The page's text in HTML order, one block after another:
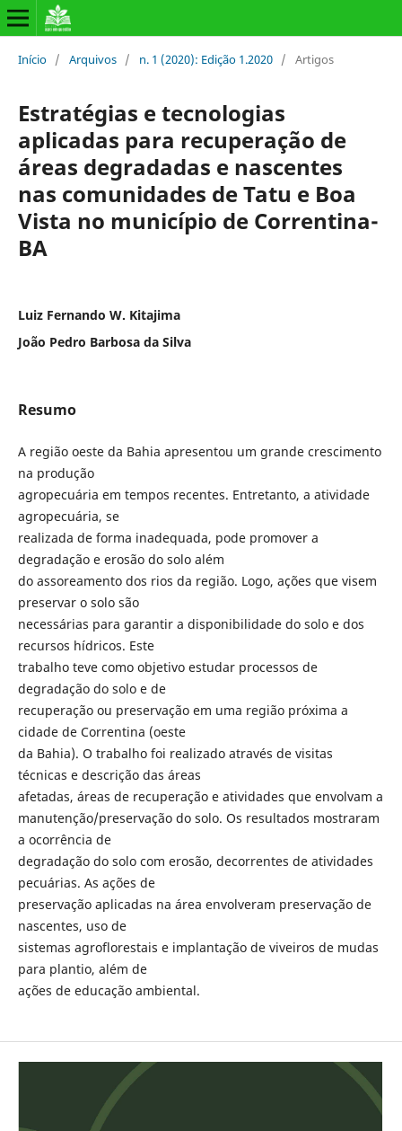
Início / Arquivos / n. 1 (2020): Edição 1.2020 / Artigos
Estratégias e tecnologias
aplicadas para recuperação de
áreas degradadas e nascentes
nas comunidades de Tatu e Boa
Vista no município de Correntina-
BA
Luiz Fernando W. Kitajima
João Pedro Barbosa da Silva
Resumo
A região oeste da Bahia apresentou um grande crescimento
na produção
agropecuária em tempos recentes. Entretanto, a atividade
agropecuária, se
realizada de forma inadequada, pode promover a
degradação e erosão do solo além
do assoreamento dos rios da região. Logo, ações que visem
preservar o solo são
necessárias para garantir a disponibilidade do solo e dos
recursos hídricos. Este
trabalho teve como objetivo estudar processos de
degradação do solo e de
recuperação ou preservação em uma região próxima a
cidade de Correntina (oeste
da Bahia). O trabalho foi realizado através de visitas
técnicas e descrição das áreas
afetadas, áreas de recuperação e atividades que envolvam a
manutenção/preservação do solo. Os resultados mostraram
a ocorrência de
degradação do solo com erosão, decorrentes de atividades
pecuárias. As ações de
preservação aplicadas na área envolveram preservação de
nascentes, uso de
sistemas agroflorestais e implantação de viveiros de mudas
para plantio, além de
ações de educação ambiental.